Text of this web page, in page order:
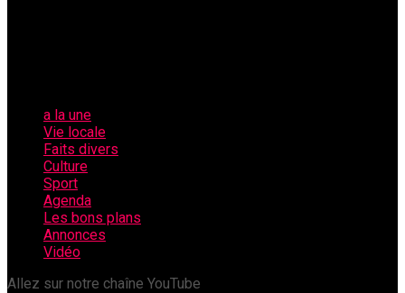
a la une
Vie locale
Faits divers
Culture
Sport
Agenda
Les bons plans
Annonces
Vidéo
Allez sur notre chaîne YouTube